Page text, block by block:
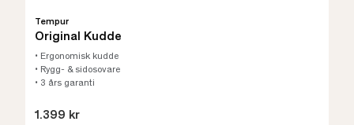
Tempur
Original Kudde
• Ergonomisk kudde
• Rygg- & sidosovare
• 3 års garanti
1.399 kr